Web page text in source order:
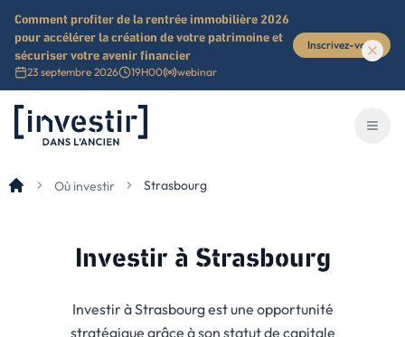
Comment profiter de la rentrée immobilière 2026
pour accélérer la création de votre patrimoine et
sécuriser votre avenir financier
23 septembre 2026 19H00 webinar
Inscrivez-vous
Investir dans l'ancien
Où investir Strasbourg
Investir à Strasbourg
Investir à Strasbourg est une opportunité
stratégique grâce à son statut de capitale